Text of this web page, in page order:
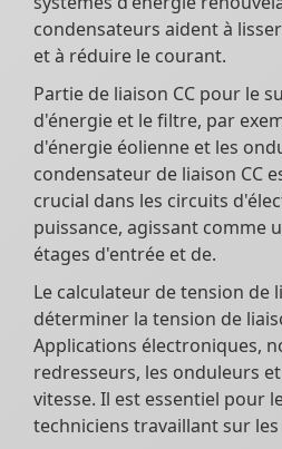
condensateurs aident à
et à réduire le courant.
Partie de liaison CC pour le
d'énergie et le filtre, par
d'énergie éolienne et les
condensateur de liaison CC
crucial dans les circuits
puissance, agissant comme
étages d'entrée et de.
Le calculateur de tension de
déterminer la tension de
Applications électroniques,
redresseurs, les onduleurs
vitesse. Il est essentiel pour
techniciens travaillant sur les